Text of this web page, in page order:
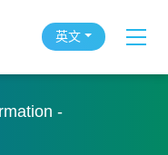
英文
-